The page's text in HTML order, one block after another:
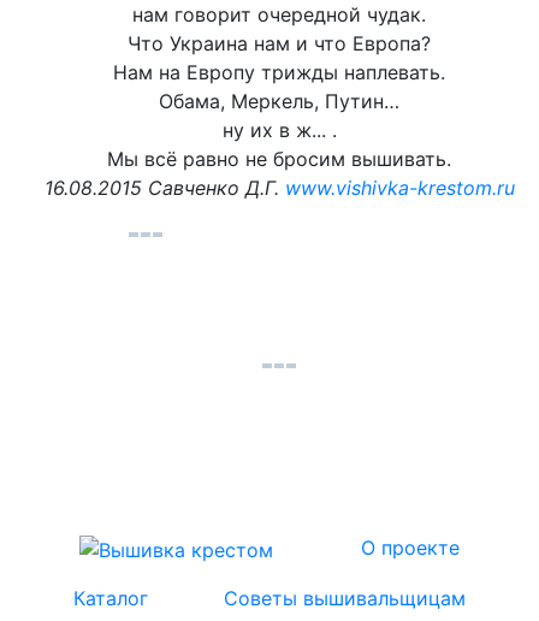
нам говорит очередной чудак.
Что Украина нам и что Европа?
Нам на Европу трижды наплевать.
Обама, Меркель, Путин…
ну их в ж... .
Мы всё равно не бросим вышивать.
16.08.2015 Савченко Д.Г. www.vishivka-krestom.ru
О проекте
Каталог Советы вышивальщицам